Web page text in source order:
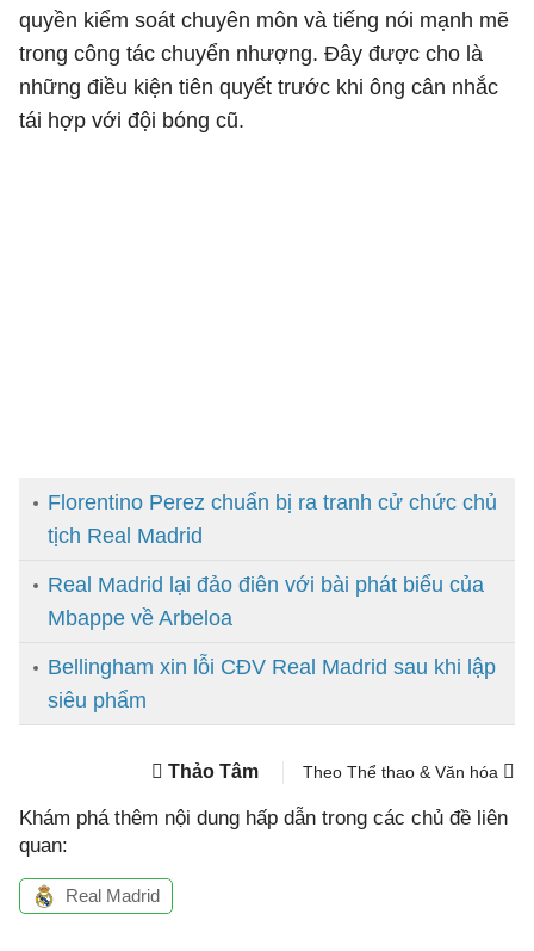
quyền kiểm soát chuyên môn và tiếng nói mạnh mẽ
trong công tác chuyển nhượng. Đây được cho là
những điều kiện tiên quyết trước khi ông cân nhắc
tái hợp với đội bóng cũ.
Florentino Perez chuẩn bị ra tranh cử chức chủ
tịch Real Madrid
Real Madrid lại đảo điên với bài phát biểu của
Mbappe về Arbeloa
Bellingham xin lỗi CĐV Real Madrid sau khi lập
siêu phẩm
Thảo Tâm Theo Thể thao & Văn hóa
Khám phá thêm nội dung hấp dẫn trong các chủ đề liên
quan:
Real Madrid